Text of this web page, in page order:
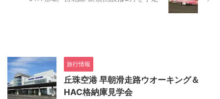
旅行情報
丘珠空港 早朝滑走路ウオーキング＆
HAC格納庫見学会